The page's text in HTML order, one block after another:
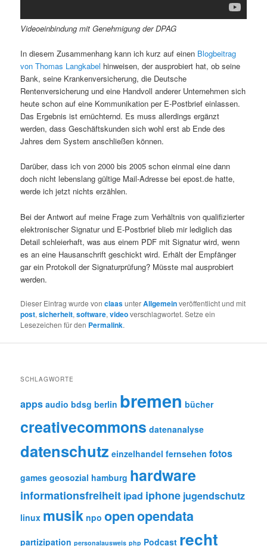
Videoeinbindung mit Genehmigung der DPAG
In diesem Zusammenhang kann ich kurz auf einen Blogbeitrag
von Thomas Langkabel hinweisen, der ausprobiert hat, ob seine
Bank, seine Krankenversicherung, die Deutsche
Rentenversicherung und eine Handvoll anderer Unternehmen sich
heute schon auf eine Kommunikation per E-Postbrief einlassen.
Das Ergebnis ist ernüchternd. Es muss allerdings ergänzt
werden, dass Geschäftskunden sich wohl erst ab Ende des
Jahres dem System anschließen können.
Darüber, dass ich von 2000 bis 2005 schon einmal eine dann
doch nicht lebenslang gültige Mail-Adresse bei epost.de hatte,
werde ich jetzt nichts erzählen.
Bei der Antwort auf meine Frage zum Verhältnis von qualifizierter
elektronischer Signatur und E-Postbrief blieb mir lediglich das
Detail schleierhaft, was aus einem PDF mit Signatur wird, wenn
es an eine Hausanschrift geschickt wird. Erhält der Empfänger
gar ein Protokoll der Signaturprüfung? Müsste mal ausprobiert
werden.
Dieser Eintrag wurde vonclaasunterAllgemeinveröffentlicht und mit
post,sicherheit,software,videoverschlagwortet. Setze ein
Lesezeichen für den Permalink.
SCHLAGWORTE
apps audio bdsg berlin bremen bücher
creativecommons datenanalyse
datenschutz einzelhandel fernsehen fotos
games geosozial hamburg hardware
informationsfreiheit ipad iphone jugendschutz
linux musik npo openopendata
partizipation personalausweis php Podcast recht